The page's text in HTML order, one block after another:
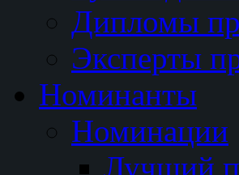
Дипломы
Эксперты
Номинанты
Номинации
Лучший